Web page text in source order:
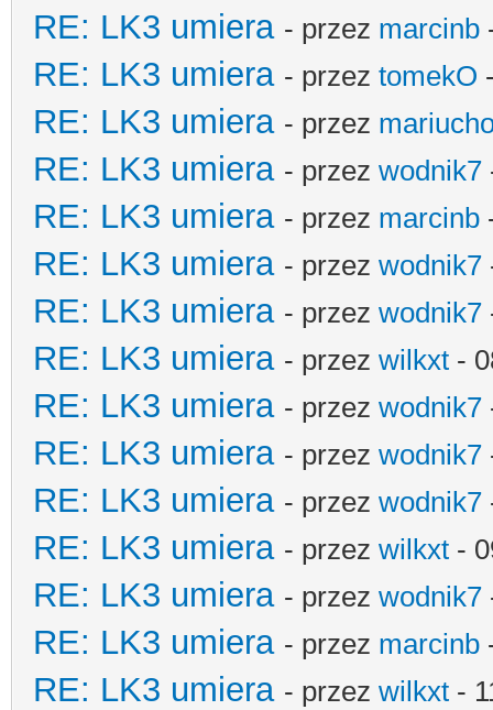
RE: LK3 umiera - przez marcinb
RE: LK3 umiera - przez tomekO
RE: LK3 umiera - przez
RE: LK3 umiera - przez wodnik7
RE: LK3 umiera - przez marcinb
RE: LK3 umiera - przez wodnik7
RE: LK3 umiera - przez wodnik7
RE: LK3 umiera - przez wilkxt -
RE: LK3 umiera - przez wodnik7
RE: LK3 umiera - przez wodnik7
RE: LK3 umiera - przez wodnik7
RE: LK3 umiera - przez wilkxt -
RE: LK3 umiera - przez wodnik7
RE: LK3 umiera - przez marcinb
RE: LK3 umiera - przez wilkxt -